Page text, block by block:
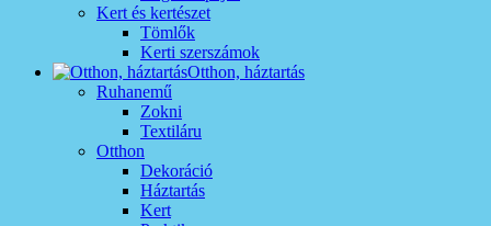
Kert és kertészet
Tömlők
Kerti szerszámok
Otthon, háztartás
Ruhanemű
Zokni
Textiláru
Otthon
Dekoráció
Háztartás
Kert